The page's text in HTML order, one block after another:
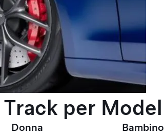
per Model
Donna Bambino